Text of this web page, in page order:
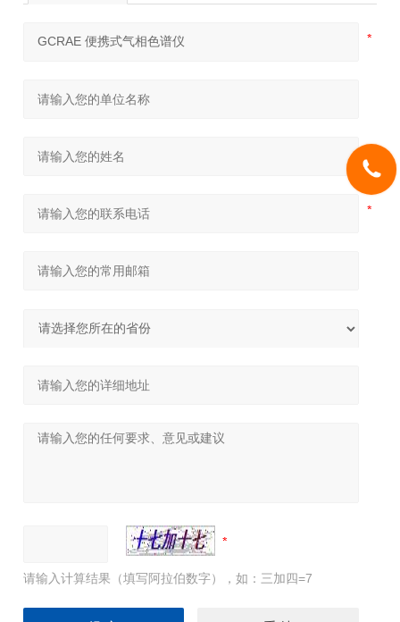
请输入计算结果（填写阿拉伯数字），如：三加四=7